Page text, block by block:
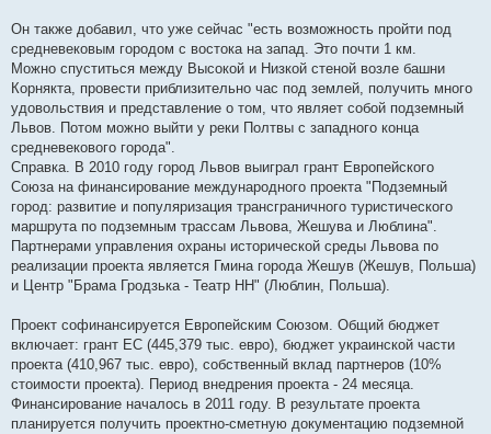
Он также добавил, что уже сейчас "есть возможность пройти под
средневековым городом с востока на запад. Это почти 1 км.
Можно спуститься между Высокой и Низкой стеной возле башни
Корнякта, провести приблизительно час под землей, получить много
удовольствия и представление о том, что являет собой подземный
Львов. Потом можно выйти у реки Полтвы с западного конца
средневекового города".
Справка. В 2010 году город Львов выиграл грант Европейского
Союза на финансирование международного проекта "Подземный
город: развитие и популяризация трансграничного туристического
маршрута по подземным трассам Львова, Жешува и Люблина".
Партнерами управления охраны исторической среды Львова по
реализации проекта является Гмина города Жешув (Жешув, Польша)
и Центр "Брама Гродзька - Театр НН" (Люблин, Польша).
Проект софинансируется Европейским Союзом. Общий бюджет
включает: грант ЕС (445,379 тыс. евро), бюджет украинской части
проекта (410,967 тыс. евро), собственный вклад партнеров (10%
стоимости проекта). Период внедрения проекта - 24 месяца.
Финансирование началось в 2011 году. В результате проекта
планируется получить проектно-сметную документацию подземной